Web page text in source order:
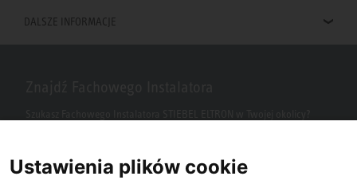
DALSZE INFORMACJE
Ustawienia plików cookie